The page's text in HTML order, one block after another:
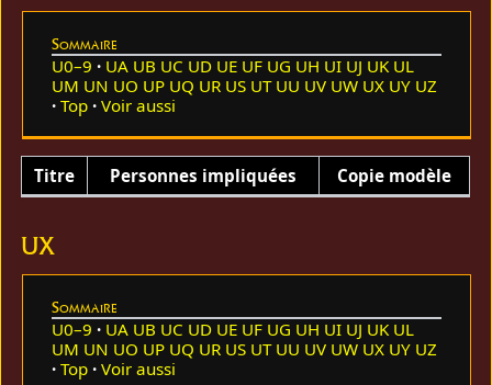
Sommaire
U0–9 UA UB UC UD UE UF UG UH UI UJ UK UL
UM UN UO UP UQ UR US UT UU UV UW UX UY UZ
Top
Voir aussi
Titre Personnes impliquées Copie modèle
UX
Sommaire
U0–9 UA UB UC UD UE UF UG UH UI UJ UK UL
UM UN UO UP UQ UR US UT UU UV UW UX UY UZ
Top
Voir aussi